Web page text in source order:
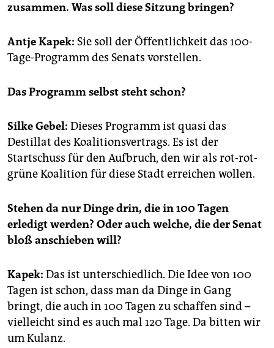
epaper login
zusammen. Was soll diese Sitzung bringen?
Antje Kapek: Sie soll der Öffentlichkeit das 100-
Tage-Programm des Senats vorstellen.
Das Programm selbst steht schon?
Silke Gebel: Dieses Programm ist quasi das
Destillat des Koalitionsvertrags. Es ist der
Startschuss für den Aufbruch, den wir als rot-rot-
grüne Koalition für diese Stadt erreichen wollen.
Stehen da nur Dinge drin, die in 100 Tagen
erledigt werden? Oder auch welche, die der Senat
bloß anschieben will?
Kapek: Das ist unterschiedlich. Die Idee von 100
Tagen ist schon, dass man da Dinge in Gang
bringt, die auch in 100 Tagen zu schaffen sind –
vielleicht sind es auch mal 120 Tage. Da bitten wir
um Kulanz.